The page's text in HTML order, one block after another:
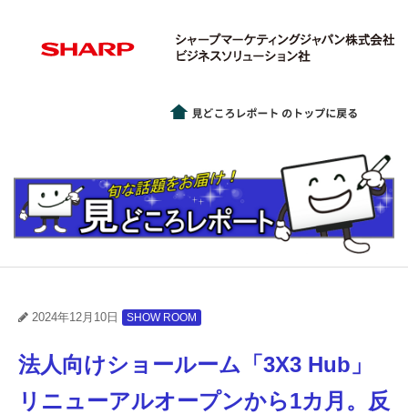
2024年12月10日 SHOW ROOM
法人向けショールーム「3X3 Hub」
リニューアルオープンから1カ月。反